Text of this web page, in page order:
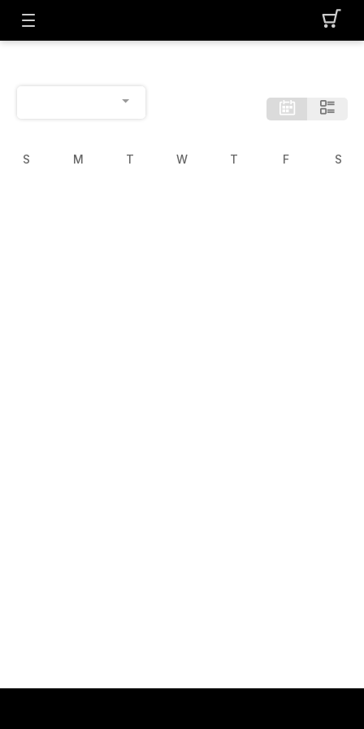
S M T W T F S